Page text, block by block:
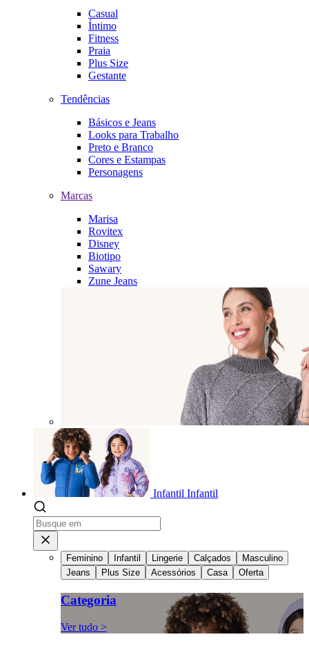
Casual
Íntimo
Fitness
Praia
Plus Size
Gestante
Tendências
Básicos e Jeans
Looks para Trabalho
Preto e Branco
Cores e Estampas
Personagens
Marcas
Marisa
Rovitex
Disney
Biotipo
Sawary
Zune Jeans
Infantil Infantil
Feminino Infantil Lingerie Calçados
Masculino
Jeans
Plus Size Acessórios Casa Oferta
Categoria
Ver tudo >